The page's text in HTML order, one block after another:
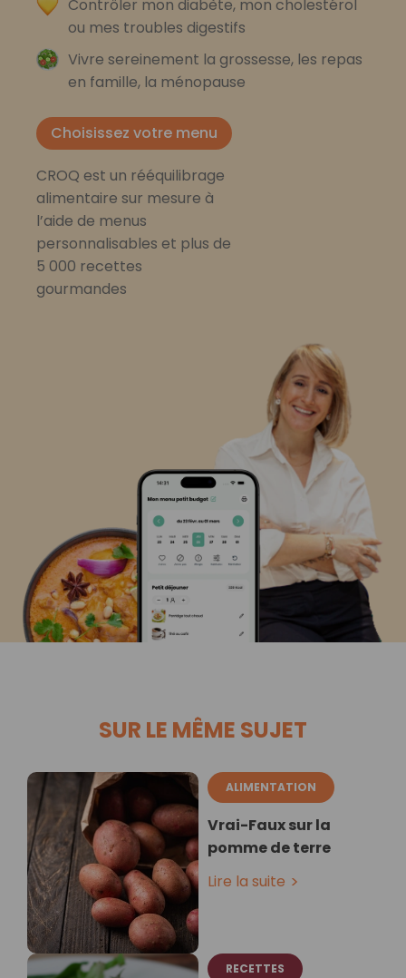
Contrôler mon diabète, mon cholestérol
ou mes troubles digestifs
Vivre sereinement la grossesse, les repas
en famille, la ménopause
Choisissez votre menu
CROQ est un rééquilibrage
alimentaire sur mesure à
l’aide de menus
personnalisables et plus de
5 000 recettes
gourmandes
SUR LE MÊME SUJET
ALIMENTATION
Vrai-Faux sur la
pomme de terre
Lire la suite
RECETTES